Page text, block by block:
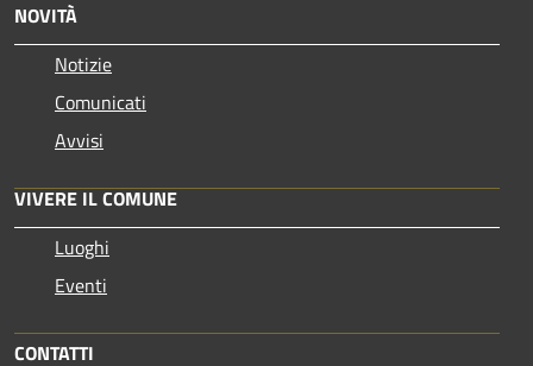
NOVITÀ
Notizie
Comunicati
Avvisi
VIVERE IL COMUNE
Luoghi
Eventi
CONTATTI